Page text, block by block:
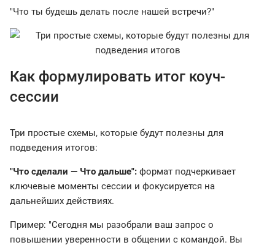
"Что ты будешь делать после нашей встречи?"
Как формулировать итог коуч-
сессии
Три простые схемы, которые будут полезны для
подведения итогов:
"Что сделали — Что дальше": формат подчеркивает
ключевые моменты сессии и фокусируется на
дальнейших действиях.
Пример: "Сегодня мы разобрали ваш запрос о
повышении уверенности в общении с командой. Вы